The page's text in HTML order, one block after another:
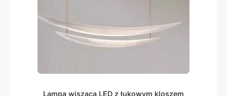
Lampa wisząca LED z łukowym kloszem